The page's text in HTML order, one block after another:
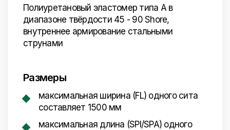
Полиуретановый эластомер типа А в
диапазоне твёрдости 45 - 90 Shore,
внутреннее армирование стальными
струнами
Размеры
максимальная ширина (FL) одного сита
составляет 1500 мм
максимальная длина (SPI/SPA) одного